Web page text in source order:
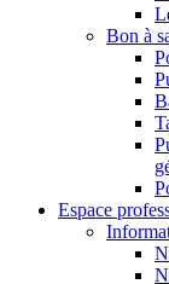
Bon à
Espace